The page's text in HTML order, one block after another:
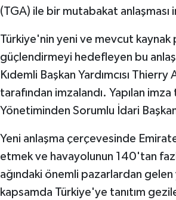
(TGA) ile bir mutabakat anlaşması
Türkiye'nin yeni ve mevcut
güçlendirmeyi hedefleyen bu
Kıdemli Başkan Yardımcısı
tarafından imzalandı. Yapılan
Yönetiminden Sorumlu İdari
Yeni anlaşma çerçevesinde
etmek ve havayolunun 140'tan
ağındaki önemli pazarlardan
kapsamda Türkiye'ye tanıtım